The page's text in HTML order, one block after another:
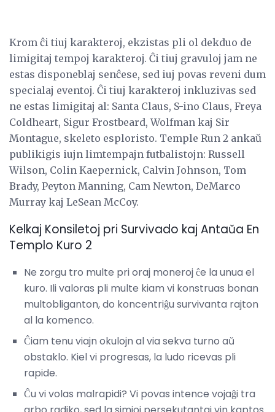
Krom ĉi tiuj karakteroj, ekzistas pli ol dekduo de
limigitaj tempoj karakteroj. Ĉi tiuj gravuloj jam ne
estas disponeblaj senĉese, sed iuj povas reveni dum
specialaj eventoj. Ĉi tiuj karakteroj inkluzivas sed
ne estas limigitaj al: Santa Claus, S-ino Claus, Freya
Coldheart, Sigur Frostbeard, Wolfman kaj Sir
Montague, skeleto esploristo. Temple Run 2 ankaŭ
publikigis iujn limtempajn futbalistojn: Russell
Wilson, Colin Kaepernick, Calvin Johnson, Tom
Brady, Peyton Manning, Cam Newton, DeMarco
Murray kaj LeSean McCoy.
Kelkaj Konsiletoj pri Survivado kaj Antaŭa En
Templo Kuro 2
Ne zorgu tro multe pri oraj moneroj ĉe la unua el
kuro. Ili valoras pli multe kiam vi konstruas bonan
multobliganton, do koncentriĝu survivanta rajton
al la komenco.
Ĉiam tenu viajn okulojn al via sekva turno aŭ
obstaklo. Kiel vi progresas, la ludo ricevas pli
rapide.
Ĉu vi volas malrapidi? Vi povas intence vojaĝi tra